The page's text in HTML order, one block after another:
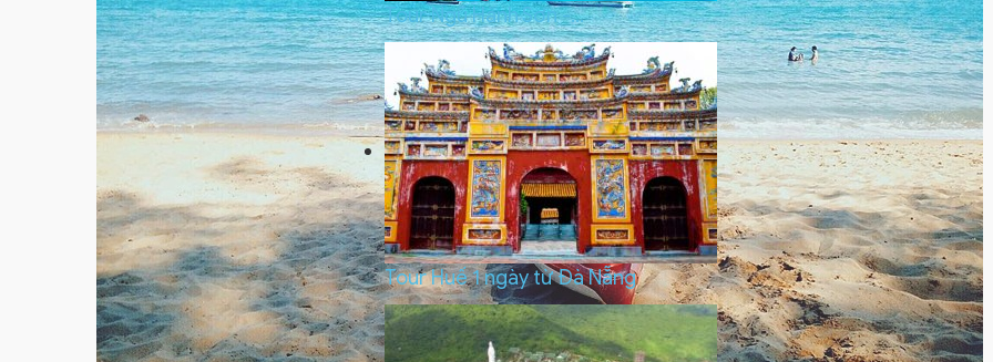
Tour Ngũ Hành Sơn -…
Tour Huế 1 ngày từ Đà Nẵng